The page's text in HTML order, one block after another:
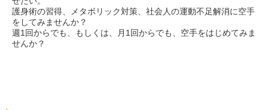
護身術の習得、メタボリック対策、社会人の運動不足解消に空手
をしてみませんか？
週1回からでも、もしくは、月1回からでも、空手をはじめてみま
せんか？